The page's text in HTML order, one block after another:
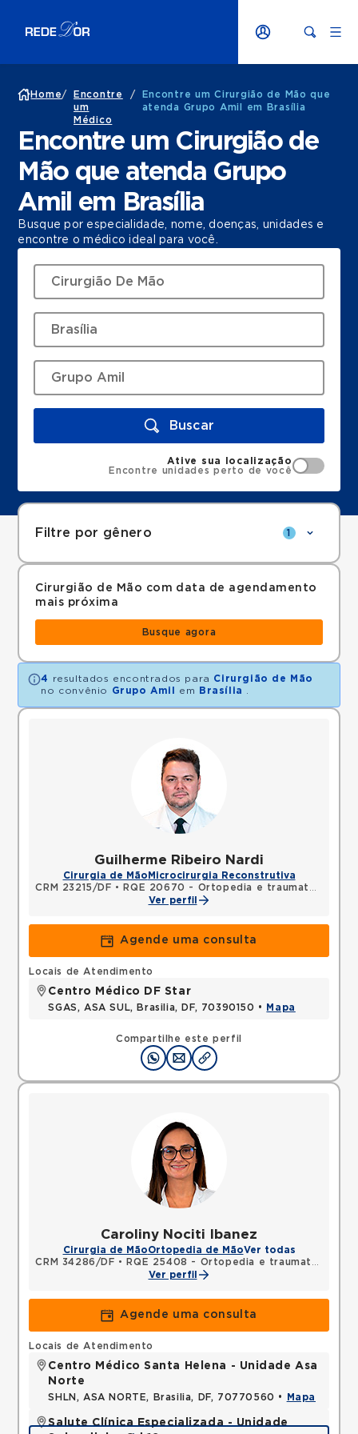
Home/
Encontre
um
Médico
/
Encontre um Cirurgião de Mão que
atenda Grupo Amil em Brasília
Encontre um Cirurgião de
Mão que atenda Grupo
Amil em Brasília
Busque por especialidade, nome, doenças, unidades e
encontre o médico ideal para você.
Buscar
Ative sua localização
Encontre unidades perto de você
Filtre por gênero 1
Cirurgião de Mão com data de agendamento
mais próxima
Busque agora
4 resultados encontrados para Cirurgião de Mão
no convênio
Grupo Amil em Brasília
Guilherme Ribeiro Nardi
Cirurgia de Mão Microcirurgia Reconstrutiva
CRM 23215/DF • RQE 20670 - Ortopedia e traumatologia
Ver perfil
Agende uma consulta
Compartilhe este perfil
Locais de Atendimento
Centro Médico DF Star
SGAS, ASA SUL, Brasilia, DF, 70390150 • Mapa
Caroliny Nociti Ibanez
Cirurgia de MãoOrtopedia de MãoVer todas
CRM 34286/DF • RQE 25408 - Ortopedia e traumatologia
Ver perfil
Agende uma consulta
Locais de Atendimento
Centro Médico Santa Helena - Unidade Asa
Norte
SHLN, ASA NORTE, Brasilia, DF, 70770560 • Mapa
Salute Clínica Especializada - Unidade